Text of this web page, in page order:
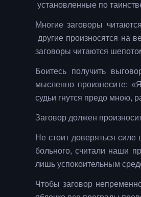
установленные по
Многие заговоры
другие произносятся на
заговоры читаются
Боитесь получить
мысленно произнесите:
судьи гнутся предо мною,
Заговор должен
Не стоит доверяться
больного, считали наши
лишь успокоительным
Чтобы заговор